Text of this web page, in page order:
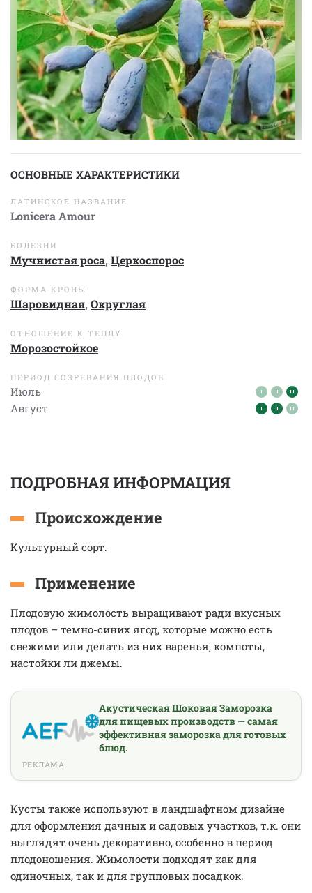
ОСНОВНЫЕ ХАРАКТЕРИСТИКИ
ЛАТИНСКОЕ НАЗВАНИЕ
Lonicera Amour
БОЛЕЗНИ
Мучнистая роса, Церкоспорос
ФОРМА КРОНЫ
Шаровидная, Округлая
ОТНОШЕНИЕ К ТЕПЛУ
Морозостойкое
ПЕРИОД СОЗРЕВАНИЯ ПЛОДОВ
Июль
Август
ПОДРОБНАЯ ИНФОРМАЦИЯ
Происхождение
Культурный сорт.
Применение
Плодовую жимолость выращивают ради вкусных
плодов – темно-синих ягод, которые можно есть
свежими или делать из них варенья, компоты,
настойки ли джемы.
Акустическая Шоковая Заморозка
для пищевых производств — самая
эффективная заморозка для готовых
блюд.
РЕКЛАМА
Кусты также используют в ландшафтном дизайне
для оформления дачных и садовых участков, т.к. они
выглядят очень декоративно, особенно в период
плодоношения. Жимолости подходят как для
одиночных, так и для групповых посадкок.